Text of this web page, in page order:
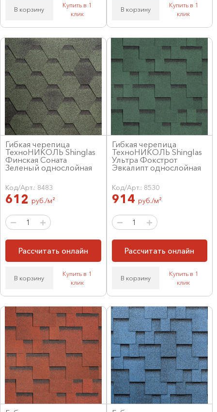
В корзину
Купить в 1
клик
В корзину
Купить в 1
клик
Гибкая черепица
ТехноНИКОЛЬ Shinglas
Финская Соната
Зеленый однослойная
Код/Арт.: 8483
612 руб./м²
Рассчитать онлайн
В корзину
Купить в 1
клик
Гибкая черепица
ТехноНИКОЛЬ Shinglas
Ультра Фокстрот
Эвкалипт однослойная
Код/Арт.: 8530
914 руб./м²
Рассчитать онлайн
В корзину
Купить в 1
клик